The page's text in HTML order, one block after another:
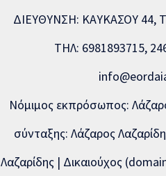
ΔΙΕΥΘΥΝΣΗ: ΚΑΥΚΑΣΟΥ 44,
ΤΗΛ: 6981893715,
Νόμιμος εκπρόσωπος:
σύνταξης: Λάζαρος
Λαζαρίδης | Δικαιούχος